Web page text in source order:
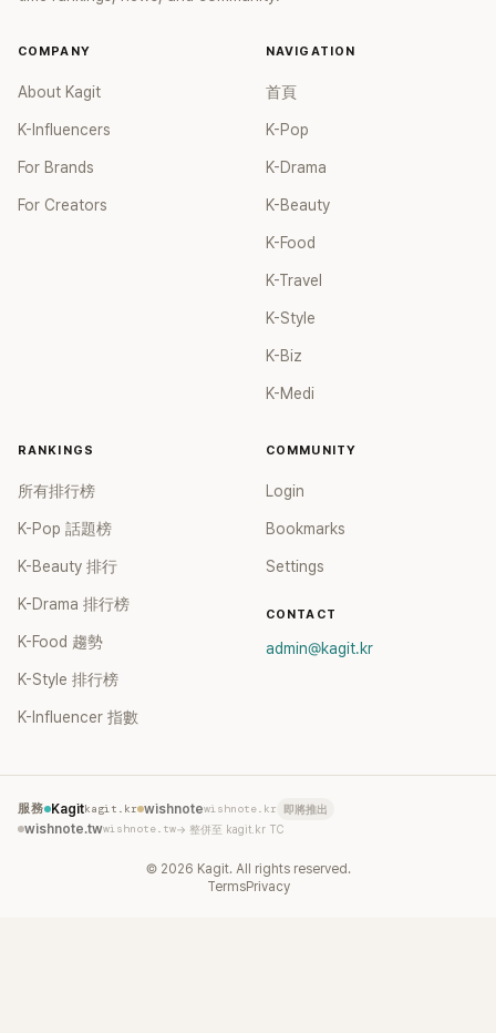
女兒，一家四口生活幸福美滿。如今除了持續活躍於綜藝節
受網友喜愛，再度迎來事業第二春。
COMPANY
About Kagit
K-Influencers
For Brands
For Creators
NAVIGATION
首頁
K-Pop
K-Drama
K-Beauty
K-Food
K-Travel
K-Style
K-Biz
K-Medi
RANKINGS
所有排行榜
K-Pop 話題榜
K-Beauty 排行
K-Drama 排行榜
K-Food 趨勢
K-Style 排行榜
K-Influencer 指數
COMMUNITY
Login
Bookmarks
Settings
CONTACT
admin@kagit.kr
服務 Kagitkagit.kr wishnotewishnote.kr 即將推出
wishnote.twwishnote.tw→ 整併至 kagit.kr TC
© 2026 Kagit. All rights reserved.
TermsPrivacy